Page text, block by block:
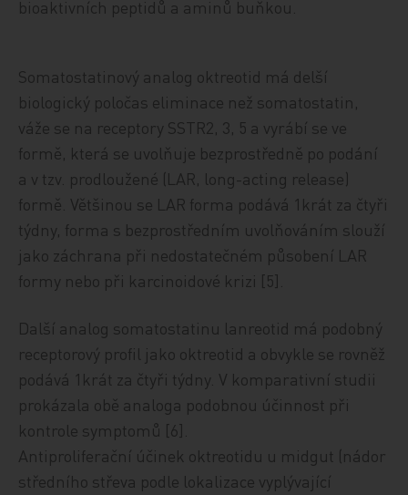
bioaktivních peptidů a aminů buňkou.
Somatostatinový analog oktreotid má delší
biologický poločas eliminace než somatostatin,
váže se na receptory SSTR2, 3, 5 a vyrábí se ve
formě, která se uvolňuje bezprostředně po podání
a v tzv. prodloužené (LAR, long-acting release)
formě. Většinou se LAR forma podává 1krát za čtyři
týdny, forma s bezprostředním uvolňováním slouží
jako záchrana při nedostatečném působení LAR
formy nebo při karcinoidové krizi [5].
Další analog somatostatinu lanreotid má podobný
receptorový profil jako oktreotid a obvykle se rovněž
podává 1krát za čtyři týdny. V komparativní studii
prokázala obě analoga podobnou účinnost při
kontrole symptomů [6].
Antiproliferační účinek oktreotidu u midgut (nádor
středního střeva podle lokalizace vyplývající